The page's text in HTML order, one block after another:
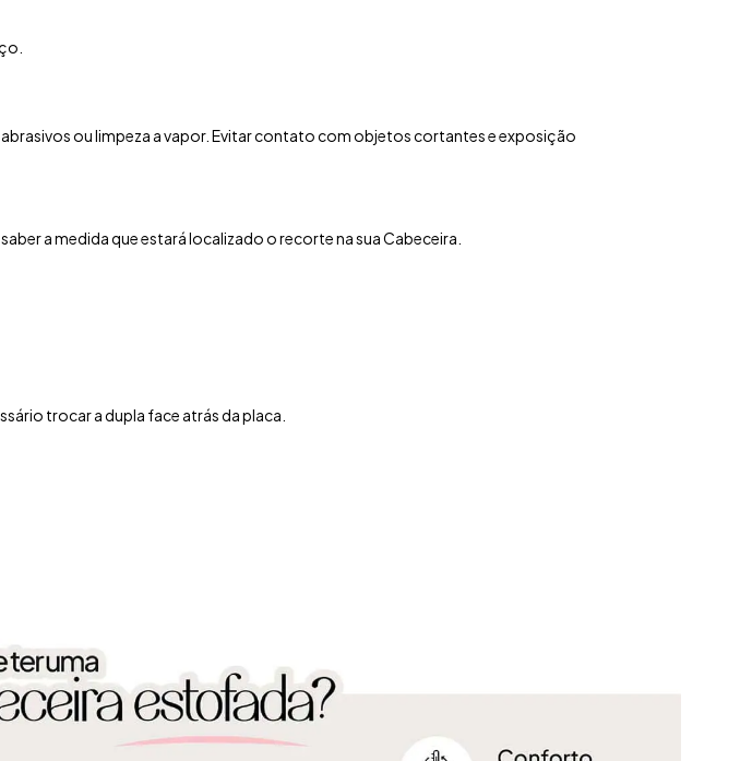
ou limpeza a vapor. Evitar contato com objetos cortantes e exposição
a medida que estará localizado o recorte na sua Cabeceira.
trocar a dupla face atrás da placa.